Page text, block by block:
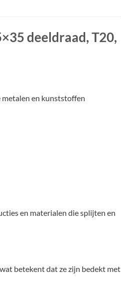
deeldraad, T20,
en kunststoffen
en materialen die splijten en
betekent dat ze zijn bedekt met